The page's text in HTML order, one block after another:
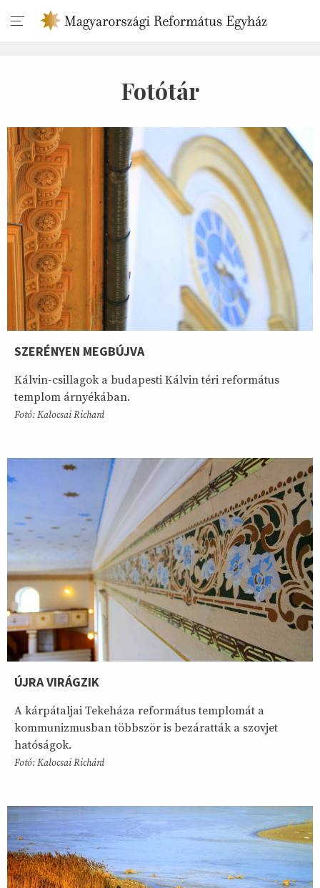
Fotótár
SZERÉNYEN MEGBÚJVA
Kálvin-csillagok a budapesti Kálvin téri református
templom árnyékában.
Fotó: Kalocsai Richard
ÚJRA VIRÁGZIK
A kárpátaljai Tekeháza református templomát a
kommunizmusban többször is bezáratták a szovjet
hatóságok.
Fotó: Kalocsai Richárd